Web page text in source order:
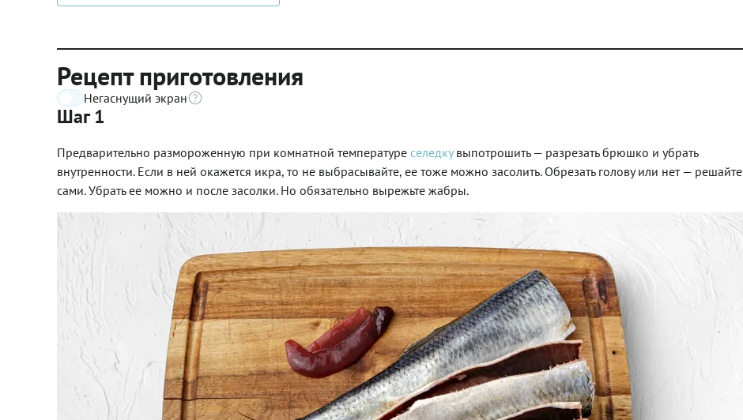
Рецепт приготовления
Негаснущий экран
Шаг 1
Предварительно размороженную при комнатной температуре селедкувыпотрошить — разрезать брюшко и убрать
внутренности. Если в ней окажется икра, то не выбрасывайте, ее тоже можно засолить. Обрезать голову или нет — решайте
сами. Убрать ее можно и после засолки. Но обязательно вырежьте жабры.